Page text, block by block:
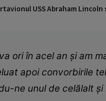
USS Abraham
ori în acel an și am
apoi convorbirile
ne unul de celălalt